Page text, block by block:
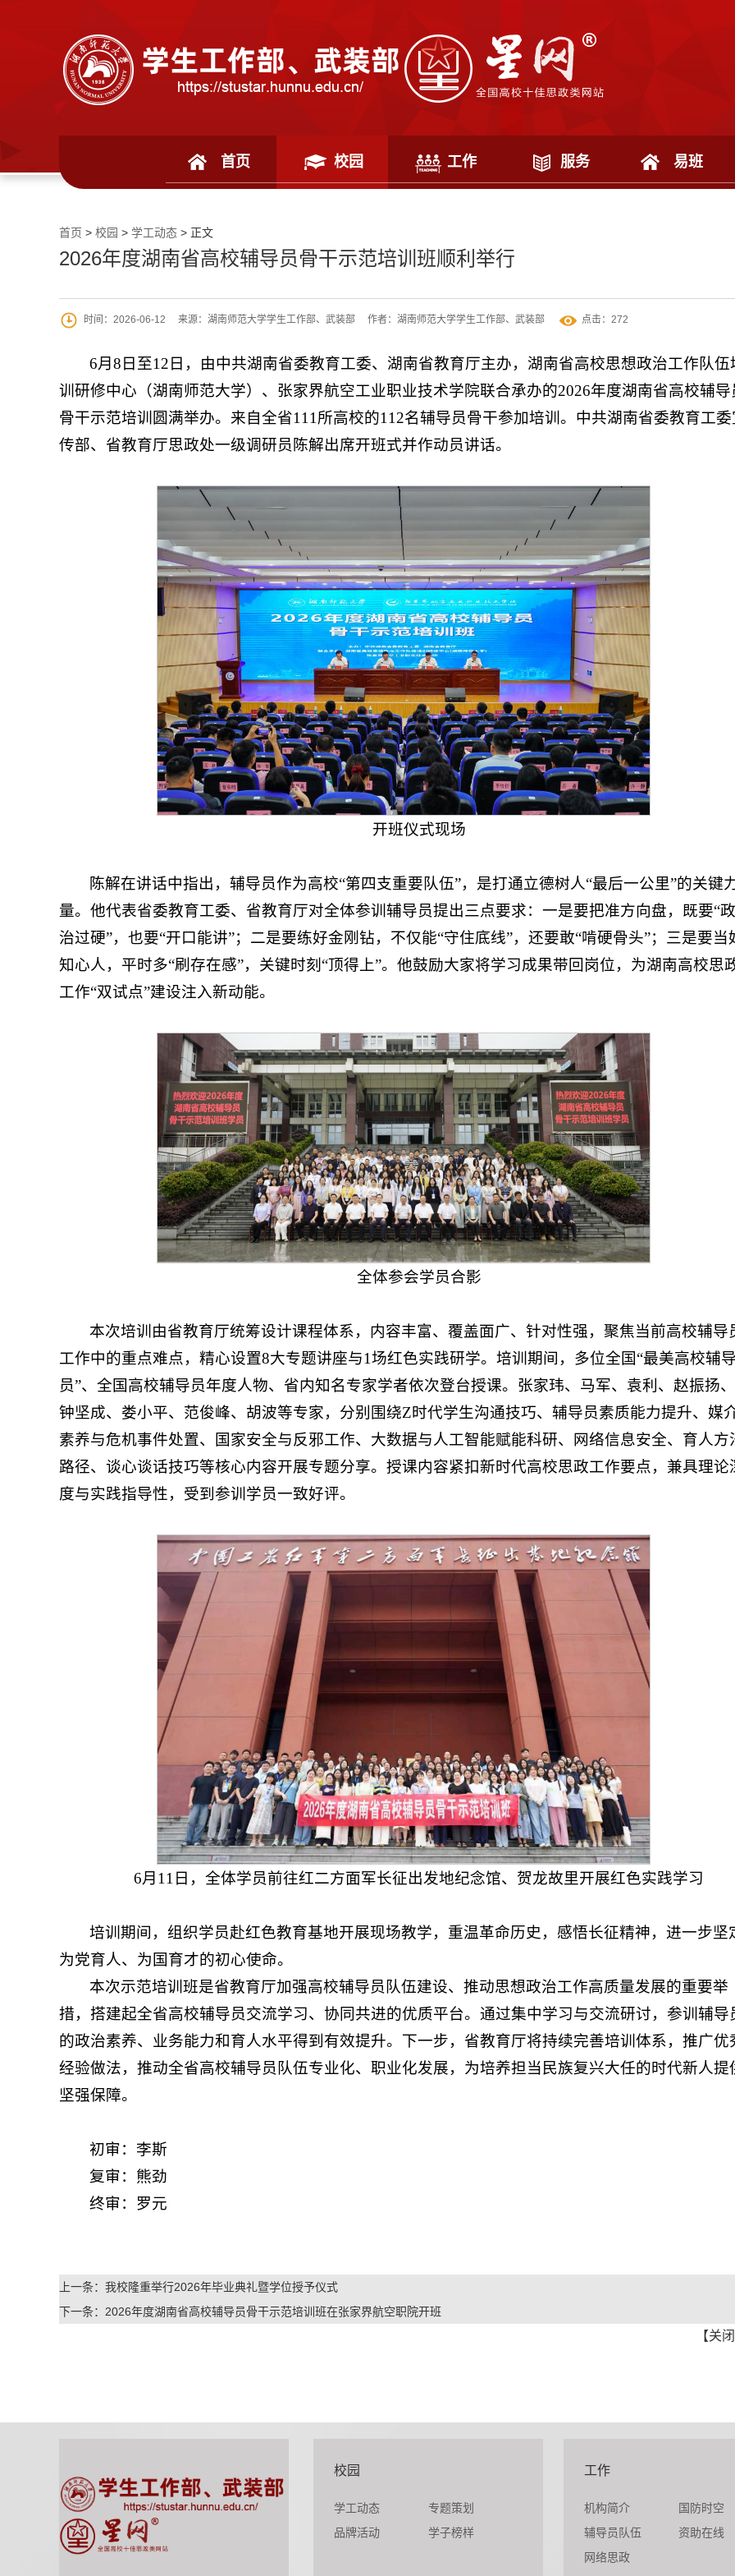
首页 校园 工作 服务 易班
首页 > 校园 > 学工动态 > 正文
2026年度湖南省高校辅导员骨干示范培训班顺利举行
时间：2026-06-12 来源：湖南师范大学学生工作部、武装部 作者：湖南师范大学学生工作部、武装部 点击： 272
6月8日至12日，由中共湖南省委教育工委、湖南省教育厅主办，湖南省高校思想政治工作队伍
训研修中心（湖南师范大学）、张家界航空工业职业技术学院联合承办的2026年度湖南省高校辅导
骨干示范培训圆满举办。来自全省111所高校的112名辅导员骨干参加培训。中共湖南省委教育工委
传部、省教育厅思政处一级调研员陈解出席开班式并作动员讲话。
开班仪式现场
陈解在讲话中指出，辅导员作为高校“第四支重要队伍”，是打通立德树人“最后一公里”的关键
量。他代表省委教育工委、省教育厅对全体参训辅导员提出三点要求：一是要把准方向盘，既要“政
治过硬”，也要“开口能讲”；二是要练好金刚钻，不仅能“守住底线”，还要敢“啃硬骨头”；三是要当
知心人，平时多“刷存在感”，关键时刻“顶得上”。他鼓励大家将学习成果带回岗位，为湖南高校思
工作“双试点”建设注入新动能。
全体参会学员合影
本次培训由省教育厅统筹设计课程体系，内容丰富、覆盖面广、针对性强，聚焦当前高校辅导
工作中的重点难点，精心设置8大专题讲座与1场红色实践研学。培训期间，多位全国“最美高校辅导
员”、全国高校辅导员年度人物、省内知名专家学者依次登台授课。张家玮、马军、袁利、赵振扬、
钟坚成、娄小平、范俊峰、胡波等专家，分别围绕Z时代学生沟通技巧、辅导员素质能力提升、媒
素养与危机事件处置、国家安全与反邪工作、大数据与人工智能赋能科研、网络信息安全、育人方
路径、谈心谈话技巧等核心内容开展专题分享。授课内容紧扣新时代高校思政工作要点，兼具理论
度与实践指导性，受到参训学员一致好评。
6月11日，全体学员前往红二方面军长征出发地纪念馆、贺龙故里开展红色实践学习
培训期间，组织学员赴红色教育基地开展现场教学，重温革命历史，感悟长征精神，进一步坚
为党育人、为国育才的初心使命。
本次示范培训班是省教育厅加强高校辅导员队伍建设、推动思想政治工作高质量发展的重要举
措，搭建起全省高校辅导员交流学习、协同共进的优质平台。通过集中学习与交流研讨，参训辅导
的政治素养、业务能力和育人水平得到有效提升。下一步，省教育厅将持续完善培训体系，推广优
经验做法，推动全省高校辅导员队伍专业化、职业化发展，为培养担当民族复兴大任的时代新人提
坚强保障。
初审：李斯
复审：熊劲
终审：罗元
上一条： 我校隆重举行2026年毕业典礼暨学位授予仪式
下一条： 2026年度湖南省高校辅导员骨干示范培训班在张家界航空职院开班
【关闭
校园
学工动态
专题策划
品牌活动
学子榜样
工作
机构简介
国防时空
辅导员队伍
资助在线
网络思政